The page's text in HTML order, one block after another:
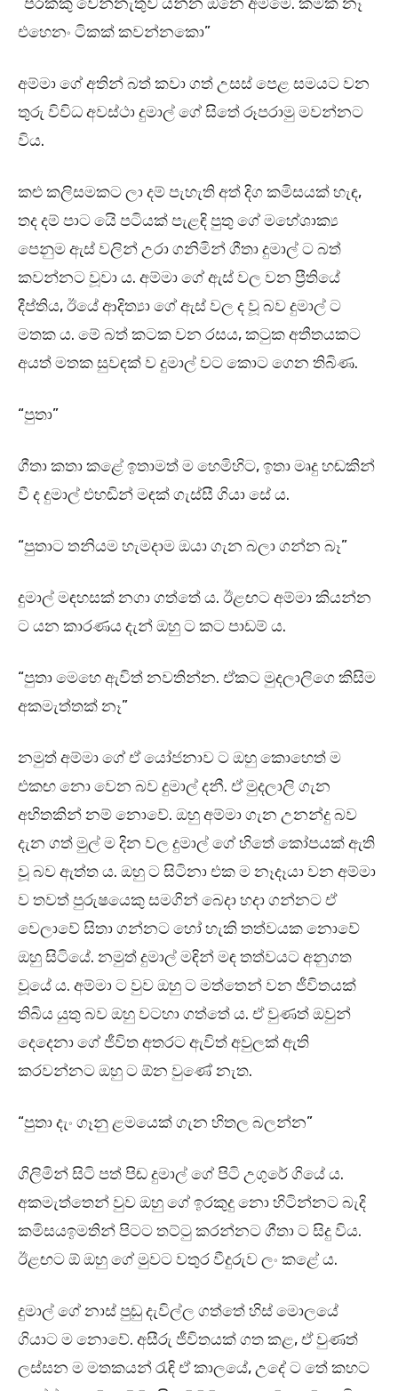
එහෙනං ටිකක් කවන්නකො”
අම්මා ගේ අතින් බත් කවා ගත් උසස් පෙළ සමයට වන
තුරු විවිධ අවස්ථා දුමාල් ගේ සිතේ රූපරාමු මවන්නට
විය.
කළු කලිසමකට ලා දම් පැහැති අත් දිග කමිසයක් හැඳ,
තද දම් පාට යෙි පටියක් පැළඳි පුතු ගේ මහේශාක්‍ය
පෙනුම ඇස් වලින් උරා ගනිමින් ගීතා දුමාල් ට බත්
කවන්නට වූවා ය. අම්මා ගේ ඇස් වල වන ප්‍රීතියේ
දීප්තිය, ඊයේ ආදිත්‍යා ගේ ඇස් වල ද වූ බව දුමාල් ට
මතක ය. මේ බත් කටක වන රසය, කටුක අතීතයකට
අයත් මතක සුවඳක් ව දුමාල් වට කොට ගෙන තිබිණ.
“පුතා”
ගීතා කතා කළේ ඉතාමත් ම හෙමිහිට, ඉතා මෘදු හඬකින්
වී ද දුමාල් එහඬින් මඳක් ගැස්සී ගියා සේ ය.
“පුතාට තනියම හැමදාම ඔයා ගැන බලා ගන්න බෑ”
දුමාල් මඳහසක් නගා ගත්තේ ය. ඊළඟට අම්මා කියන්න
ට යන කාරණය දැන් ඔහු ට කට පාඩම් ය.
“පුතා මෙහෙ ඇවිත් නවතින්න. ඒකට මුදලාලිගෙ කිසිම
අකමැත්තක් නෑ”
නමුත් අම්මා ගේ ඒ යෝජනාව ට ඔහු කොහෙත් ම
එකඟ නො වෙන බව දුමාල් දනී. ඒ මුදලාලි ගැන
අහිතකින් නම් නොවේ. ඔහු අම්මා ගැන උනන්දු බව
දැන ගත් මුල් ම දින වල දුමාල් ගේ හිතේ කෝපයක් ඇති
වූ බව ඇත්ත ය. ඔහු ට සිටිනා එක ම නෑදෑයා වන අම්මා
ව තවත් පුරුෂයෙකු සමගින් බෙදා හදා ගන්නට ඒ
වෙලාවේ සිතා ගන්නට හෝ හැකි තත්වයක නොවේ
ඔහු සිටියේ. නමුත් දුමාල් මඳින් මඳ තත්වයට අනුගත
වූයේ ය. අම්මා ට වුව ඔහු ට මත්තෙන් වන ජීවිතයක්
තිබිය යුතු බව ඔහු වටහා ගත්තේ ය. ඒ වුණත් ඔවුන්
දෙදෙනා ගේ ජීවිත අතරට ඇවිත් අවුලක් ඇති
කරවන්නට ඔහු ට ඕන වුණේ නැත.
“පුතා දැං ගෑනු ළමයෙක් ගැන හිතල බලන්න”
ගිලිමින් සිටි පත් පිඬ දුමාල් ගේ පිටි උගුරේ ගියේ ය.
අකමැත්තෙන් වුව ඔහු ගේ ඉරකුදු නො හිටින්නට බැදි
කමිසයඉමතින් පිටට තට්ටු කරන්නට ගීතා ට සිදු විය.
ඊළඟට ඕ ඔහු ගේ මුවට වතුර වීදුරුව ලං කළේ ය.
දුමාල් ගේ නාස් පුඬු දැවිල්ල ගත්තේ හිස් මොලයේ
ගියාට ම නොවේ. අසීරු ජීවිතයක් ගත කළ, ඒ වුණත්
ලස්සන ම මතකයන් රැඳි ඒ කාලයේ, උදේ ට තේ කහට